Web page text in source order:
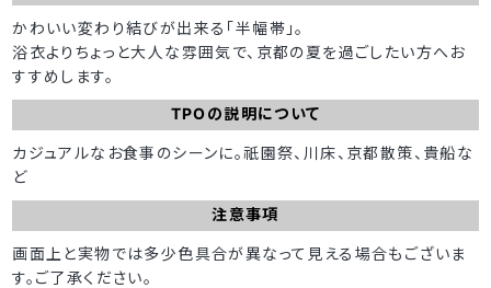
かわいい変わり結びが出来る「半幅帯」。
浴衣よりちょっと大人な雰囲気で、京都の夏を過ごしたい方へお
すすめします。
TPOの説明について
カジュアルなお食事のシーンに。祇園祭、川床、京都散策、貴船な
ど
注意事項
画面上と実物では多少色具合が異なって見える場合もございま
す。ご了承ください。